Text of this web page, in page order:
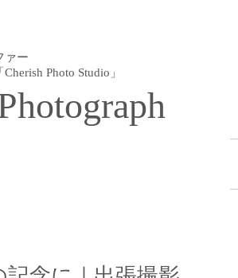
ァー
Photo Studio」